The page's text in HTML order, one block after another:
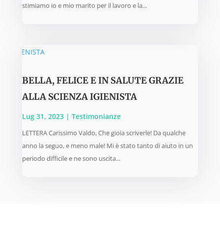
stimiamo io e mio marito per il lavoro e la...
BELLA, FELICE E IN SALUTE GRAZIE
ALLA SCIENZA IGIENISTA
Lug 31, 2023| Testimonianze
LETTERA Carissimo Valdo, Che gioia scriverle! Da qualche
anno la seguo, e meno male! Mi è stato tanto di aiuto in un
periodo difficile e ne sono uscita...